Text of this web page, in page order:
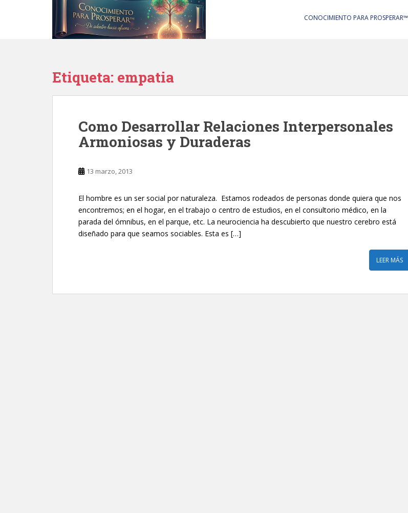
CONOCIMIENTO PARA PROSPERAR™
Etiqueta: empatia
Como Desarrollar Relaciones Interpersonales
Armoniosas y Duraderas
13 marzo, 2013
El hombre es un ser social por naturaleza. Estamos rodeados de personas donde quiera que nos
encontremos; en el hogar, en el trabajo o centro de estudios, en el consultorio médico, en la
parada del ómnibus, en el parque, etc. La neurociencia ha descubierto que nuestro cerebro está
diseñado para que seamos sociables. Esta es […]
LEER MÁS